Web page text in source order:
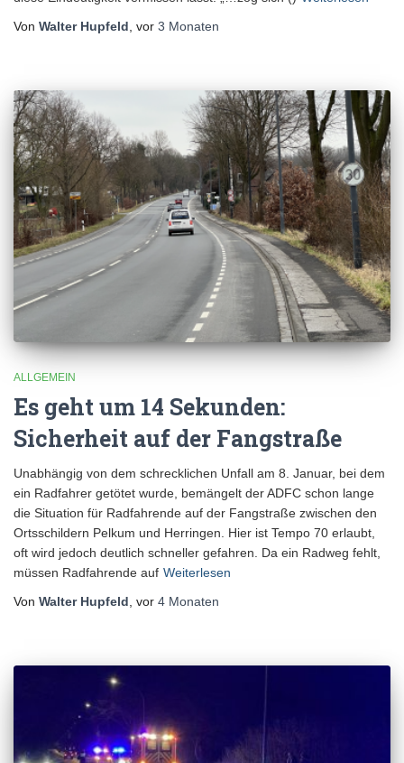
Von Walter Hupfeld , vor 3 Monaten
ALLGEMEIN
Es geht um 14 Sekunden:
Sicherheit auf der Fangstraße
Unabhängig von dem schrecklichen Unfall am 8. Januar, bei dem
ein Radfahrer getötet wurde, bemängelt der ADFC schon lange
die Situation für Radfahrende auf der Fangstraße zwischen den
Ortsschildern Pelkum und Herringen. Hier ist Tempo 70 erlaubt,
oft wird jedoch deutlich schneller gefahren. Da ein Radweg fehlt,
müssen Radfahrende auf Weiterlesen
Von Walter Hupfeld , vor 4 Monaten